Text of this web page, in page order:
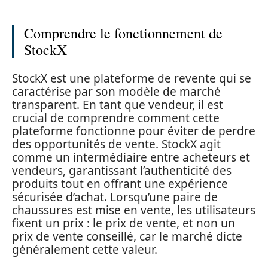
Comprendre le fonctionnement de
StockX
StockX est une plateforme de revente qui se
caractérise par son modèle de marché
transparent. En tant que vendeur, il est
crucial de comprendre comment cette
plateforme fonctionne pour éviter de perdre
des opportunités de vente. StockX agit
comme un intermédiaire entre acheteurs et
vendeurs, garantissant l’authenticité des
produits tout en offrant une expérience
sécurisée d’achat. Lorsqu’une paire de
chaussures est mise en vente, les utilisateurs
fixent un prix : le prix de vente, et non un
prix de vente conseillé, car le marché dicte
généralement cette valeur.